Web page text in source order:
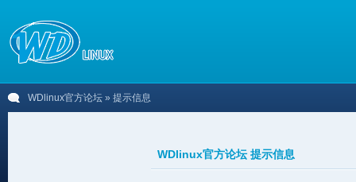
WDlinux官方论坛 » 提示信息
WDlinux官方论坛 提示信息